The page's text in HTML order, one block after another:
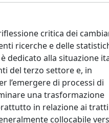
critica dei
ricerche e delle
dedicato alla situazione
del terzo settore e, in
l’emergere di processi di
una trasformazione
in relazione ai tratti
collocabile